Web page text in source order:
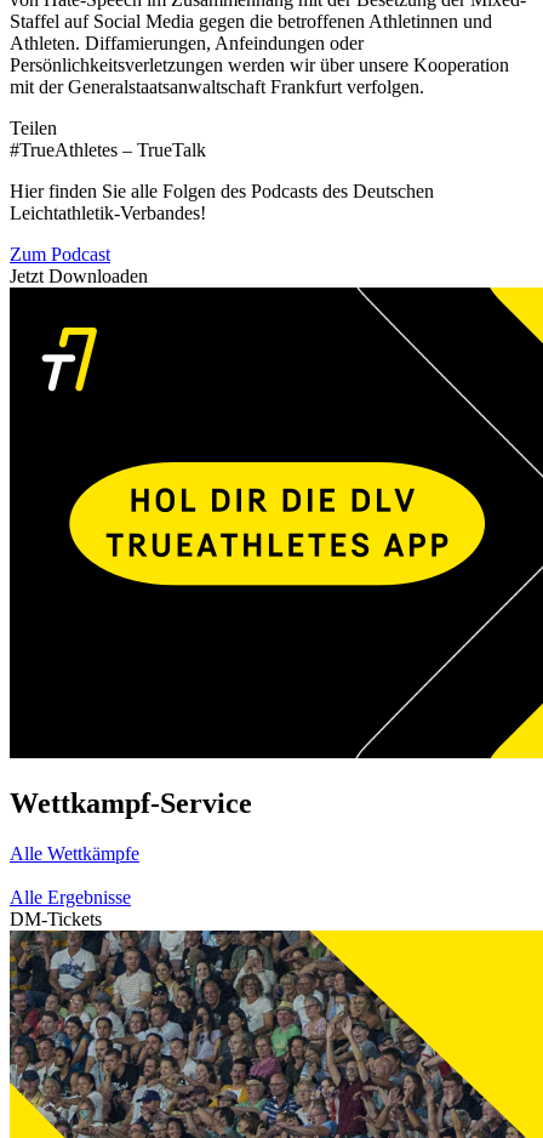
Staffel auf Social Media gegen die betroffenen Athletinnen und
Athleten. Diffamierungen, Anfeindungen oder
Persönlichkeitsverletzungen werden wir über unsere Kooperation
mit der Generalstaatsanwaltschaft Frankfurt verfolgen.
Teilen
#TrueAthletes – TrueTalk
Hier finden Sie alle Folgen des Podcasts des Deutschen
Leichtathletik-Verbandes!
Zum Podcast
Jetzt Downloaden
Wettkampf-Service
Alle Wettkämpfe
Alle Ergebnisse
DM-Tickets